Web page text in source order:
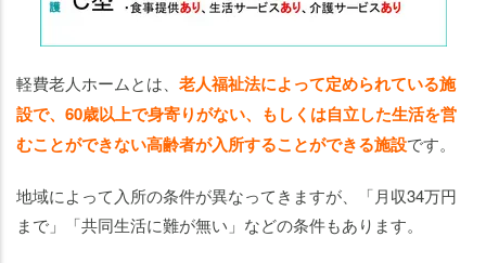
軽費老人ホームとは、 老人福祉法によって定められている施
設で、60歳以上で身寄りがない、もしくは自立した生活を営
むことができない高齢者が入所することができる施設です。
地域によって入所の条件が異なってきますが、「月収34万円
まで」「共同生活に難が無い」などの条件もあります。